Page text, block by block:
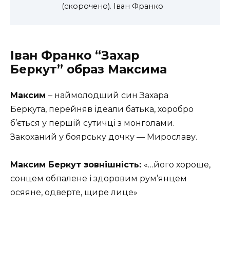
(скорочено). Іван Франко
Іван Франко “Захар
Беркут” образ Максима
Максим – наймолодший син Захара
Беркута, перейняв ідеали батька, хоробро
б’ється у першій сутичці з монголами.
Закоханий у боярську дочку — Мирославу.
Максим Беркут зовнішність: «…його хороше,
сонцем обпалене і здоровим рум’янцем
осяяне, одверте, щире лице»